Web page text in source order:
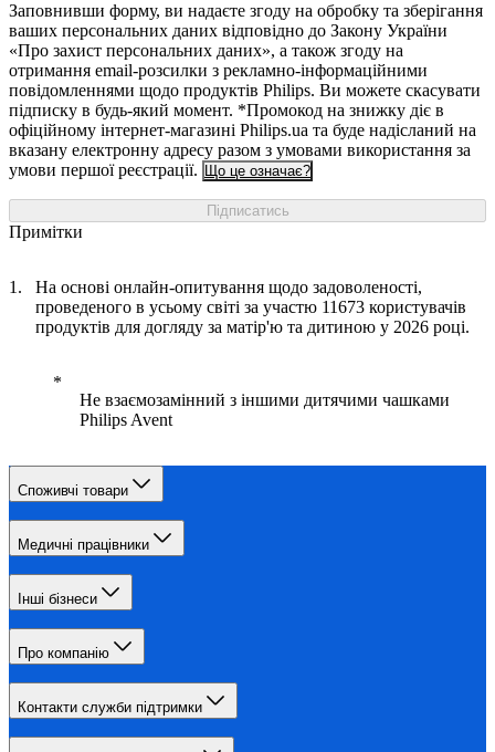
Заповнивши форму, ви надаєте згоду на обробку та зберігання
ваших персональних даних відповідно до Закону України
«Про захист персональних даних», а також згоду на
отримання email-розсилки з рекламно-інформаційними
повідомленнями щодо продуктів Philips. Ви можете скасувати
підписку в будь-який момент. *Промокод на знижку діє в
офіційному інтернет-магазині Philips.ua та буде надісланий на
вказану електронну адресу разом з умовами використання за
умови першої реєстрації. Що це означає?
Підписатись
Примітки
На основі онлайн-опитування щодо задоволеності,
проведеного в усьому світі за участю 11673 користувачів
продуктів для догляду за матір'ю та дитиною у 2026 році.
Не взаємозамінний з іншими дитячими чашками
Philips Avent
Споживчі товари
Медичні працівники
Інші бізнеси
Про компанію
Контакти служби підтримки